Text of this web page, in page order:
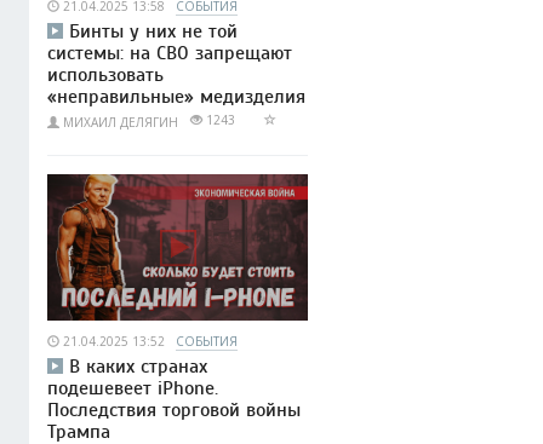
21.04.2025 13:58 СОБЫТИЯ
Бинты у них не той
системы: на СВО запрещают
использовать
«неправильные» медизделия
МИХАИЛ ДЕЛЯГИН 1243
21.04.2025 13:52 СОБЫТИЯ
В каких странах
подешевеет iPhone.
Последствия торговой войны
Трампа